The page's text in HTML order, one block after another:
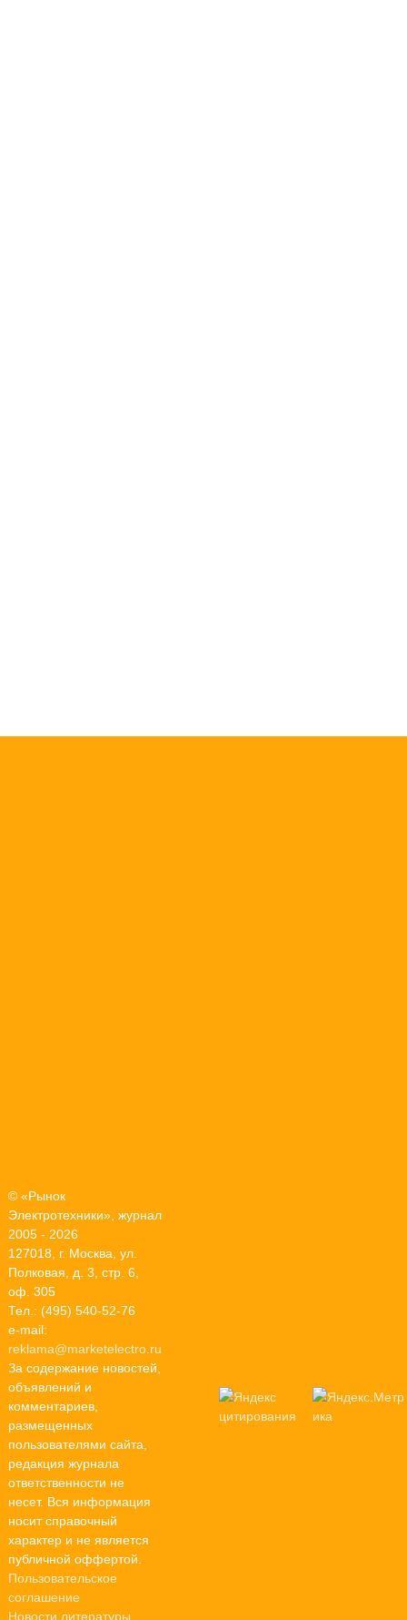
© «Рынок
Электротехники», журнал
2005 - 2026
127018, г. Москва, ул.
Полковая, д. 3, стр. 6,
оф. 305
Тел.: (495) 540-52-76
e-mail:
reklama@marketelectro.ru
За содержание новостей,
объявлений и
комментариев,
размещенных
пользователями сайта,
редакция журнала
ответственности не
несет. Вся информация
носит справочный
характер и не является
публичной оффертой.
Пользовательское
соглашение
Новости литературы